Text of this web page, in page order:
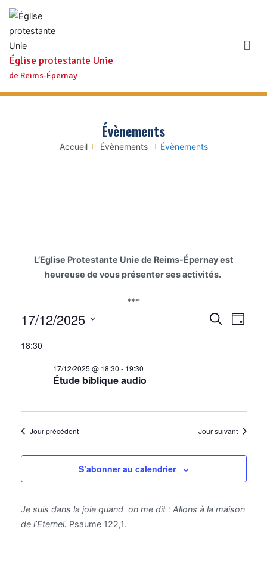
Aller
contenu
Église protestante Unie
de Reims-Épernay
Évènements
Accueil Évènements Évènements
L’Eglise Protestante Unie de Reims-Épernay est
heureuse de vous présenter ses activités.
***
Évènements
17/12/2025
et
vues
Recherche
de
Jour
17/12/2025
une
18:30
Étude biblique audio
17/12/2025 @ 18:30 - 19:30
Jour précédent Jour suivant
S’abonner au calendrier
Je suis dans la joie quand on me dit : Allons à la maison
de l’Eternel. Psaume 122,1.